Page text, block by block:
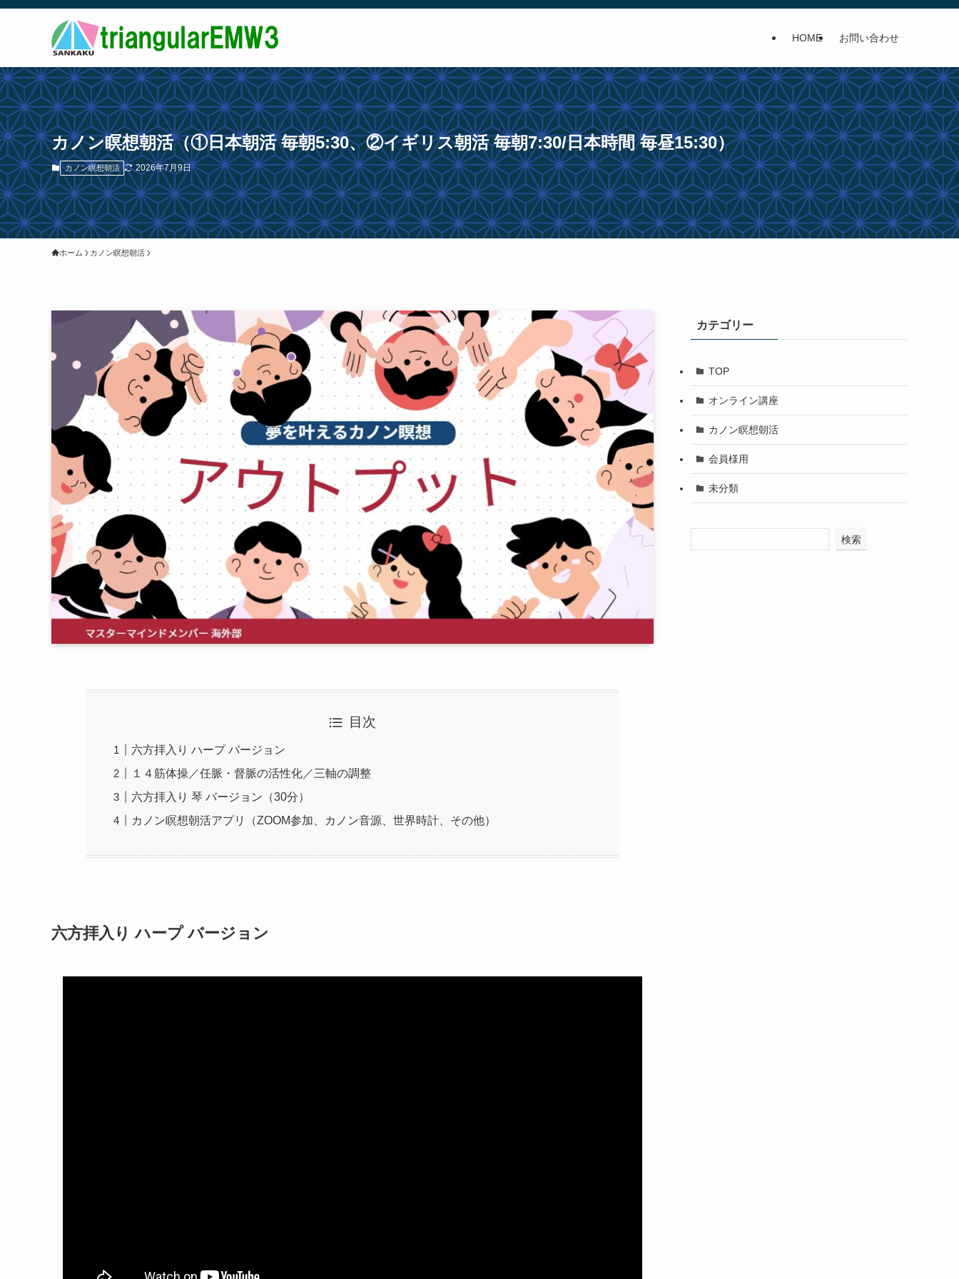
HOME お問い合わせ
カノン瞑想朝活（①日本朝活 毎朝5:30、②イギリス朝活 毎朝7:30/日本時間 毎昼15:30）
カノン瞑想朝活 2026年7月9日
ホーム カノン瞑想朝活
目次
六方拝入り ハープ バージョン
１４筋体操／任脈・督脈の活性化／三軸の調整
六方拝入り 琴 バージョン（30分）
カノン瞑想朝活アプリ（ZOOM参加、カノン音源、世界時計、その他）
六方拝入り ハープ バージョン
カテゴリー
TOP
オンライン講座
カノン瞑想朝活
会員様用
未分類
検索